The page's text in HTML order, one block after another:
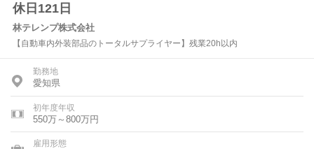
休日121日
林テレンプ株式会社
【自動車内外装部品のトータルサプライヤー】残業20h以内
勤務地
愛知県
初年度年収
550万～800万円
雇用形態